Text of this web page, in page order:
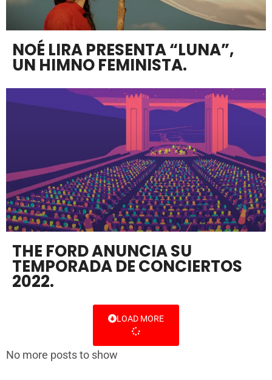
NOÉ LIRA PRESENTA “LUNA”,
UN HIMNO FEMINISTA.
THE FORD ANUNCIA SU
TEMPORADA DE CONCIERTOS
2022.
LOAD MORE
No more posts to show